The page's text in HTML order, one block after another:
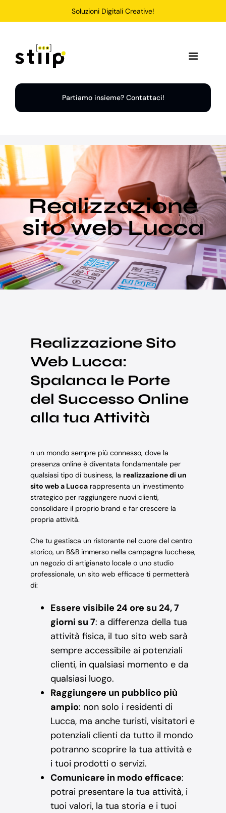
Soluzioni Digitali Creative!
Toggle
Home
Soluzioni
Chi Siamo
Portfolio
Blog
Supporto
Partiamo insieme? Contattaci!
Realizzazione
sito web Lucca
Realizzazione Sito
Web Lucca:
Spalanca le Porte
del Successo Online
alla tua Attività
n un mondo sempre più connesso, dove la
presenza online è diventata fondamentale per
qualsiasi tipo di business, la realizzazione di un
sito web a Luccarappresenta un investimento
strategico per raggiungere nuovi clienti,
consolidare il proprio brand e far crescere la
propria attività.
Che tu gestisca un ristorante nel cuore del centro
storico, un B&B immerso nella campagna lucchese,
un negozio di artigianato locale o uno studio
professionale, un sito web efficace ti permetterà
di:
Essere visibile 24 ore su 24, 7
giorni su 7: a differenza della tua
attività fisica, il tuo sito web sarà
sempre accessibile ai potenziali
clienti, in qualsiasi momento e da
qualsiasi luogo.
Raggiungere un pubblico più
ampio: non solo i residenti di
Lucca, ma anche turisti, visitatori e
potenziali clienti da tutto il mondo
potranno scoprire la tua attività e
i tuoi prodotti o servizi.
Comunicare in modo efficace:
potrai presentare la tua attività, i
tuoi valori, la tua storia e i tuoi